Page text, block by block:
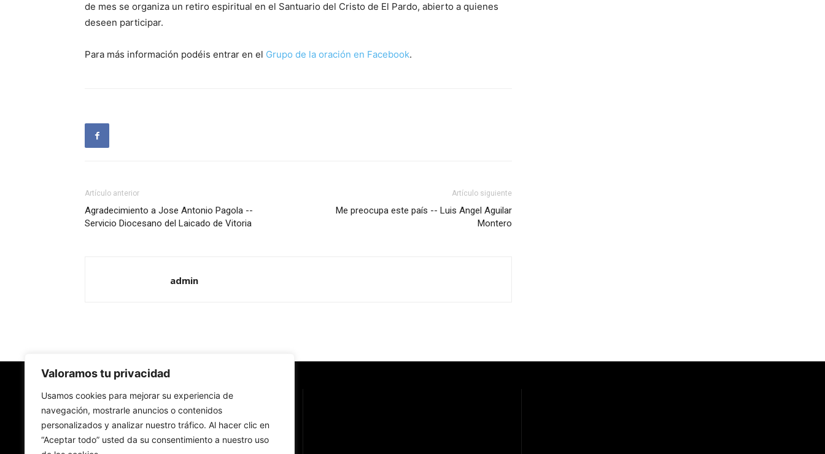
Valoramos tu privacidad
Usamos cookies para mejorar su experiencia de
navegación, mostrarle anuncios o contenidos
personalizados y analizar nuestro tráfico. Al hacer clic en
“Aceptar todo” usted da su consentimiento a nuestro uso
de mes se organiza un retiro espiritual en el Santuario del Cristo de El Pardo, abierto a quienes
deseen participar.
Para más información podéis entrar en el Grupo de la oración en Facebook.
Artículo anterior
Agradecimiento a Jose Antonio Pagola --
Servicio Diocesano del Laicado de Vitoria
Artículo siguiente
Me preocupa este país -- Luis Angel Aguilar
Montero
admin
Redes Cristianas
Una mirada alternativa sobre la Iglesia católica y la